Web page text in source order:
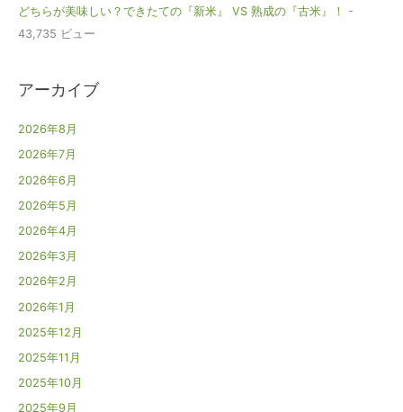
どちらが美味しい？できたての『新米』 VS 熟成の『古米』！
-
43,735 ビュー
アーカイブ
2026年8月
2026年7月
2026年6月
2026年5月
2026年4月
2026年3月
2026年2月
2026年1月
2025年12月
2025年11月
2025年10月
2025年9月